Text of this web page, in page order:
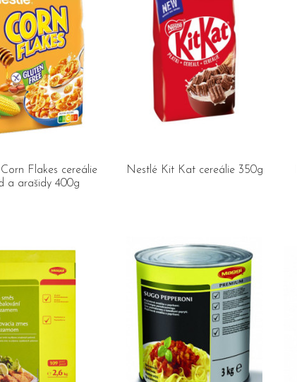
Flakes cereálie
a arašidy 400g
Nestlé Kit Kat cereálie 350g